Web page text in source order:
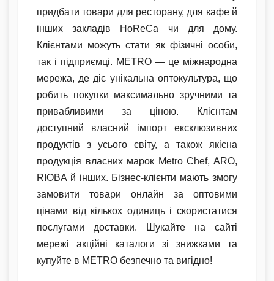
придбати товари для ресторану, для кафе й
інших закладів HoReCa чи для дому.
Клієнтами можуть стати як фізичні особи,
так і підприємці. METRO — це міжнародна
мережа, де діє унікальна оптокультура, що
робить покупки максимально зручними та
привабливими за ціною. Клієнтам
доступний власний імпорт ексклюзивних
продуктів з усього світу, а також якісна
продукція власних марок Metro Chef, ARO,
RIOBA й інших. Бізнес-клієнти мають змогу
замовити товари онлайн за оптовими
цінами від кількох одиниць і скористатися
послугами доставки. Шукайте на сайті
мережі акційні каталоги зі знижками та
купуйте в METRO безпечно та вигідно!